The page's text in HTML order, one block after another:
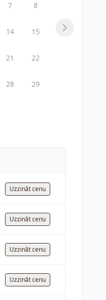
7 8
14 15
21 22
28 29
Uzzināt cenu
Uzzināt cenu
Uzzināt cenu
Uzzināt cenu